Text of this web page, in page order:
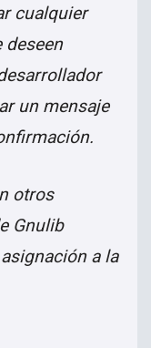
cualquier
deseen
un mensaje
otros
Gnulib
a la